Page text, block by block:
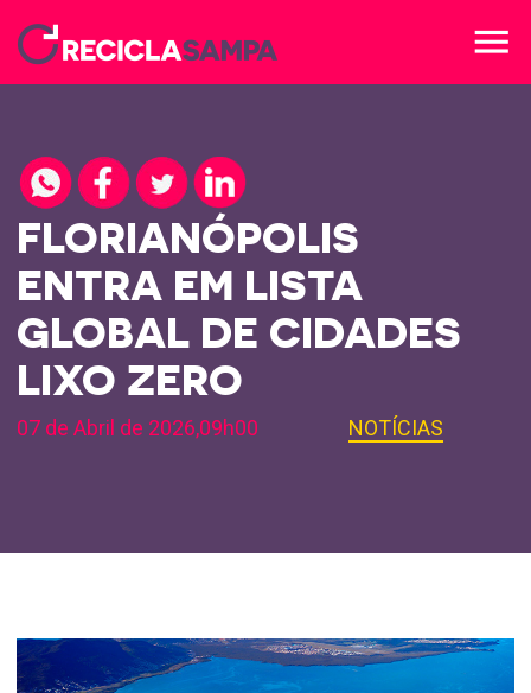
menu
FLORIANÓPOLIS
ENTRA EM LISTA
GLOBAL DE CIDADES
LIXO ZERO
07 de Abril de 2026,09h00 NOTÍCIAS